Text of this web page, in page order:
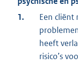
1.
Een cliënt
heeft
risico’s